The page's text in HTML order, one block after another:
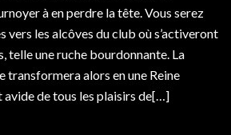
à en perdre la tête. Vous serez
vers les alcôves du club où s’activeront
telle une ruche bourdonnante. La
transformera alors en une Reine
de tous les plaisirs de[…]